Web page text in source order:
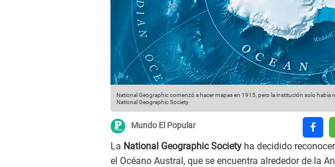
National Geographic comenzó a hacer mapas en 1915, pero la institución solo
National Geographic Society
Mundo El Popular
La National Geographic Society ha decidido
el Océano Austral, que se encuentra alrededor de la